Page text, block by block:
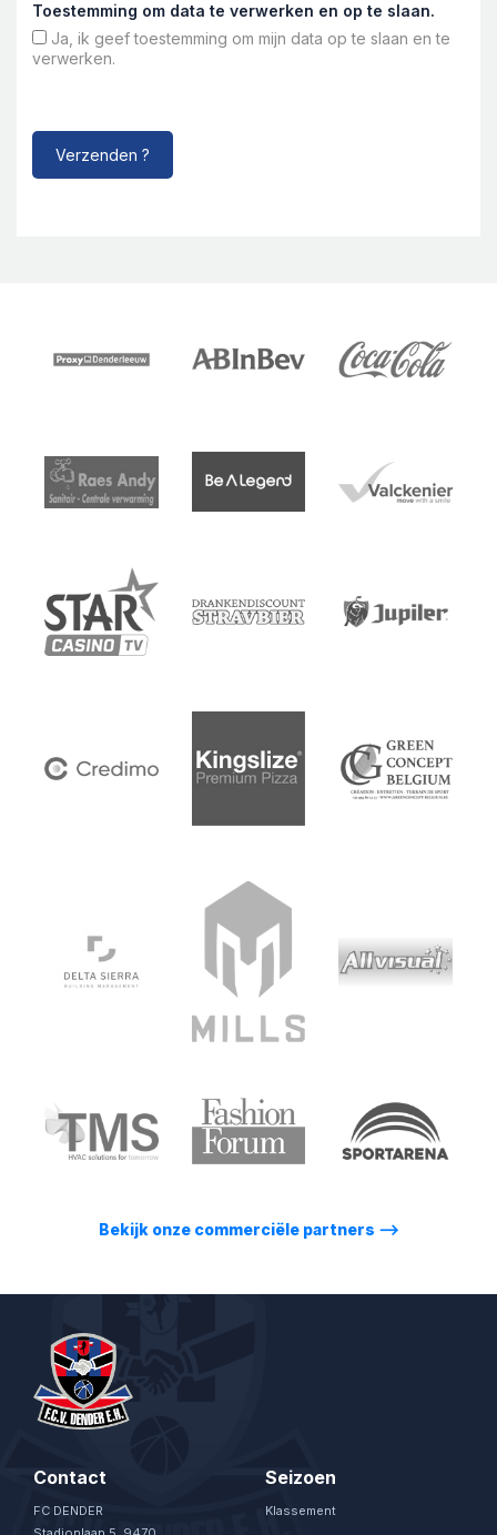
Toestemming om data te verwerken en op te slaan.
Ja, ik geef toestemming om mijn data op te slaan en te
verwerken.
Bekijk onze commerciële partners ⟶
Contact
FC DENDER
Seizoen
Klassement